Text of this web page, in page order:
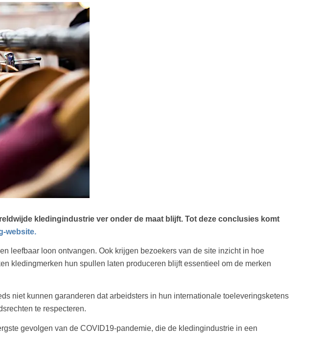
kledingindustrie ver onder de maat blijft. Tot deze conclusies komt
website.
leefbaar loon ontvangen. Ook krijgen bezoekers van de site inzicht in hoe
kledingmerken hun spullen laten produceren blijft essentieel om de merken
niet kunnen garanderen dat arbeidsters in hun internationale toeleveringsketens
te respecteren.
gevolgen van de COVID19-pandemie, die de kledingindustrie in een